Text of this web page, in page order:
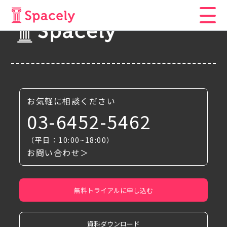
お気軽に相談ください
03-6452-5462
（平日：10:00~18:00）
お問い合わせ＞
無料トライアルに申し込む
資料ダウンロード